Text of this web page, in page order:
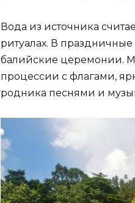
Вода из источника
ритуалах. В
балийские церемонии.
процессии с флагами,
родника песнями и